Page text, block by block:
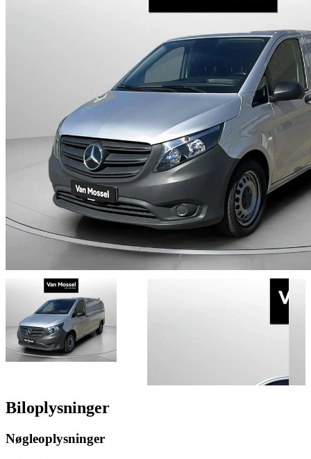
Biloplysninger
Nøgleoplysninger